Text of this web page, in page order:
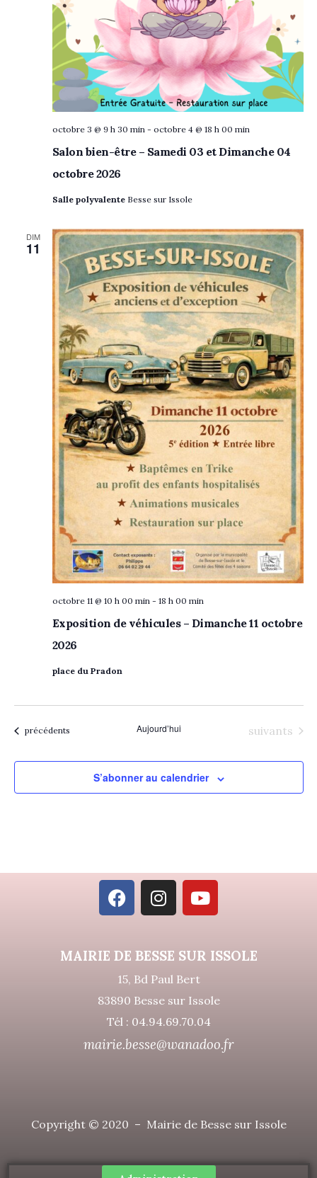
Salon bien-être – Samedi 03 et Dimanche 04
octobre 2026
octobre 3 @ 9 h 30 min- octobre 4 @ 18 h 00 min
Salle polyvalente Besse sur Issole
DIM
11
Exposition de véhicules – Dimanche 11 octobre
2026
octobre 11 @ 10 h 00 min- 18 h 00 min
place du Pradon
Évènements
précédents Aujourd’hui Évènements
suivants
S’abonner au calendrier
MAIRIE DE BESSE SUR ISSOLE
15, Bd Paul Bert
83890 Besse sur Issole
Tél : 04.94.69.70.04
mairie.besse@wanadoo.fr
Copyright © 2020 – Mairie de Besse sur Issole